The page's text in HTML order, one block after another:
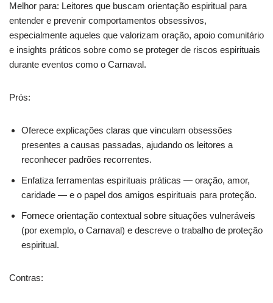
Melhor para: Leitores que buscam orientação espiritual para
entender e prevenir comportamentos obsessivos,
especialmente aqueles que valorizam oração, apoio comunitário
e insights práticos sobre como se proteger de riscos espirituais
durante eventos como o Carnaval.
Prós:
Oferece explicações claras que vinculam obsessões
presentes a causas passadas, ajudando os leitores a
reconhecer padrões recorrentes.
Enfatiza ferramentas espirituais práticas — oração, amor,
caridade — e o papel dos amigos espirituais para proteção.
Fornece orientação contextual sobre situações vulneráveis
(por exemplo, o Carnaval) e descreve o trabalho de proteção
espiritual.
Contras: